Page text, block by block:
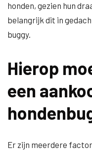
honden, gezien hun
belangrijk dit in
buggy.
Hierop
een
Er zijn meerdere